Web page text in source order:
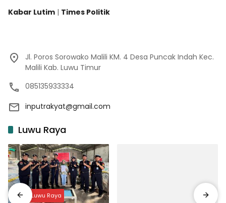
Kabar Lutim | Times Politik
Jl. Poros Sorowako Malili KM. 4 Desa Puncak Indah Kec.
Malili Kab. Luwu Timur
085135933334
inputrakyat@gmail.com
Luwu Raya
Input Luwu Raya